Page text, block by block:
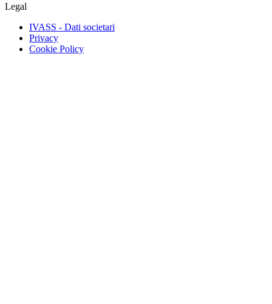
Legal
IVASS - Dati societari
Privacy
Cookie Policy